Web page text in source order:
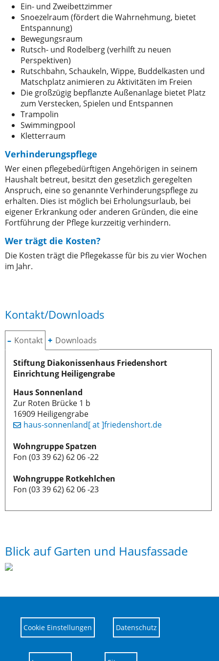
Ein- und Zweibettzimmer
Snoezelraum (fördert die Wahrnehmung, bietet
Entspannung)
Bewegungsraum
Rutsch- und Rodelberg (verhilft zu neuen
Perspektiven)
Rutschbahn, Schaukeln, Wippe, Buddelkasten und
Matschplatz animieren zu Aktivitäten im Freien
Die großzügig bepflanzte Außenanlage bietet Platz
zum Verstecken, Spielen und Entspannen
Trampolin
Swimmingpool
Kletterraum
Verhinderungspflege
Wer einen pflegebedürftigen Angehörigen in seinem
Haushalt betreut, besitzt den gesetzlich geregelten
Anspruch, eine so genannte Verhinderungspflege zu
erhalten. Dies ist möglich bei Erholungsurlaub, bei
eigener Erkrankung oder anderen Gründen, die eine
Fortführung der Pflege kurzzeitig verhindern.
Wer trägt die Kosten?
Die Kosten trägt die Pflegekasse für bis zu vier Wochen
im Jahr.
Kontakt/Downloads
Kontakt Downloads
Stiftung Diakonissenhaus Friedenshort
Einrichtung Heiligengrabe
Haus Sonnenland
Zur Roten Brücke 1 b
16909 Heiligengrabe
haus-sonnenland[ at ]friedenshort.de
Wohngruppe Spatzen
Fon (03 39 62) 62 06 -22
Wohngruppe Rotkehlchen
Fon (03 39 62) 62 06 -23
Blick auf Garten und Hausfassade
Cookie Einstellungen Datenschutz